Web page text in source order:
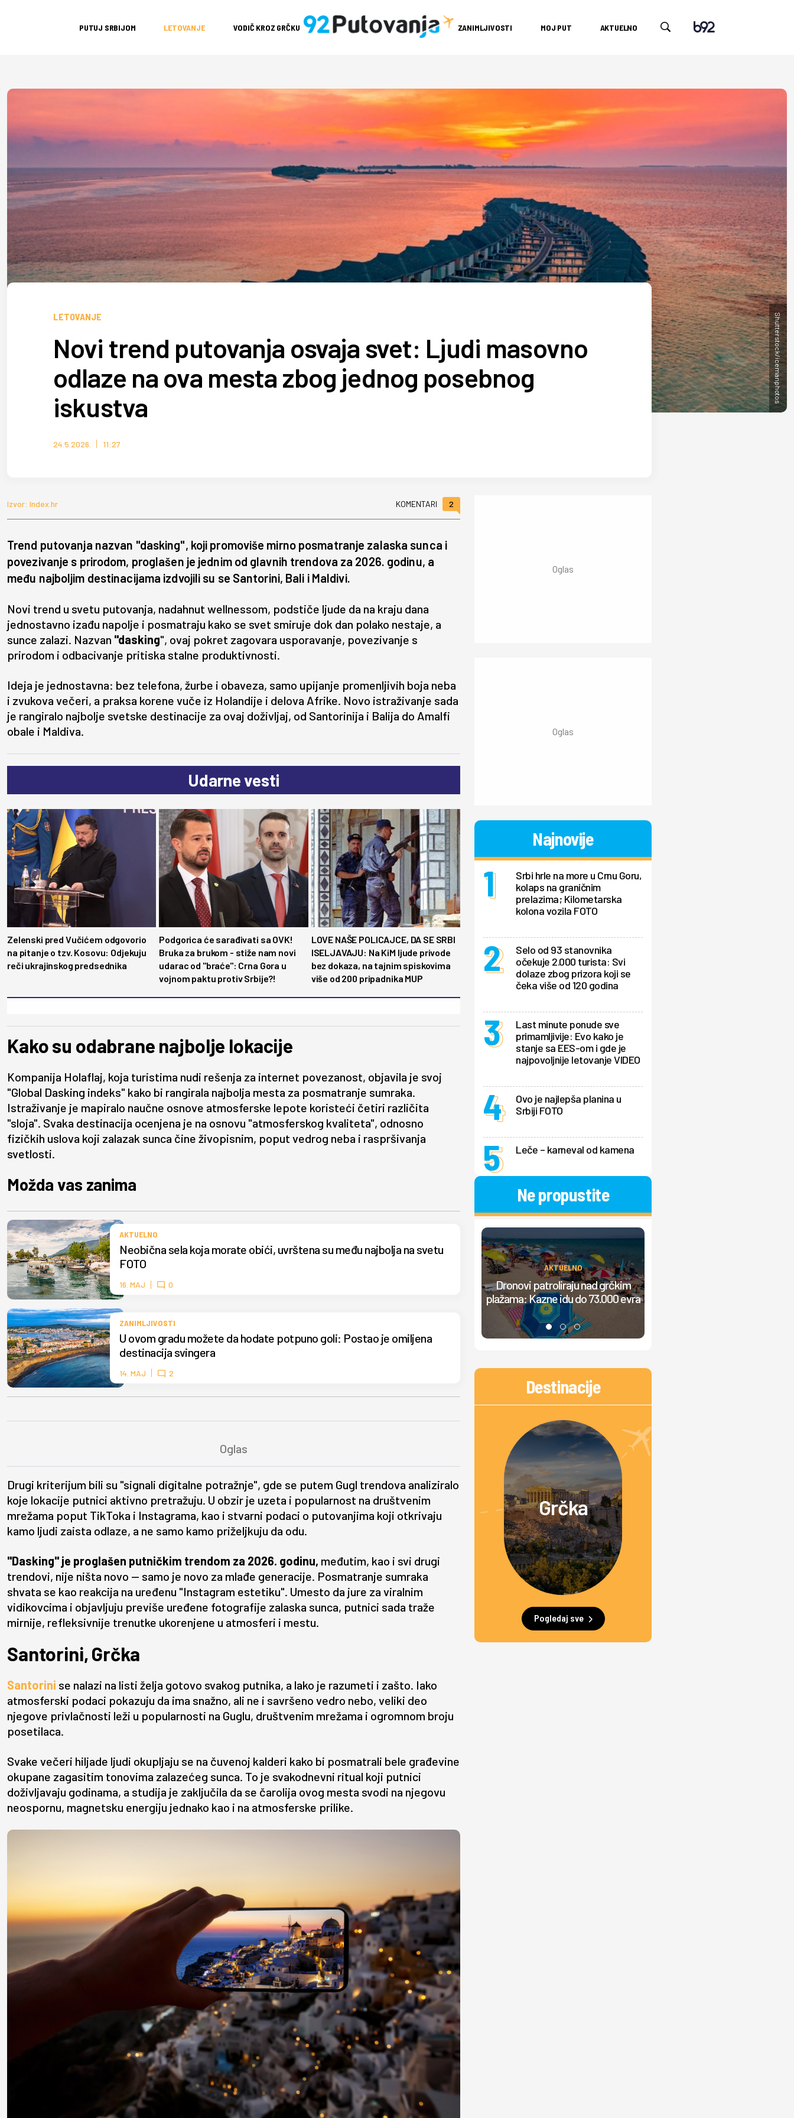
PUTUJ SRBIJOM LETOVANJE VODIČ KROZ GRČKU ZANIMLJIVOSTI MOJ PUT AKTUELNO
Shutterstock/icemanphotos
LETOVANJE
Novi trend putovanja osvaja svet: Ljudi masovno
odlaze na ova mesta zbog jednog posebnog
iskustva
24.5.2026. 11:27
Izvor: Index.hr KOMENTARI 2
Trend putovanja nazvan "dasking", koji promoviše mirno posmatranje zalaska sunca i
povezivanje s prirodom, proglašen je jednim od glavnih trendova za 2026. godinu, a
među najboljim destinacijama izdvojili su se Santorini, Bali i Maldivi.
Novi trend u svetu putovanja, nadahnut wellnessom, podstiče ljude da na kraju dana
jednostavno izađu napolje i posmatraju kako se svet smiruje dok dan polako nestaje, a
sunce zalazi. Nazvan "dasking", ovaj pokret zagovara usporavanje, povezivanje s
prirodom i odbacivanje pritiska stalne produktivnosti.
Ideja je jednostavna: bez telefona, žurbe i obaveza, samo upijanje promenljivih boja neba
i zvukova večeri, a praksa korene vuče iz Holandije i delova Afrike. Novo istraživanje sada
je rangiralo najbolje svetske destinacije za ovaj doživljaj, od Santorinija i Balija do Amalfi
obale i Maldiva.
Udarne vesti
Zelenski pred Vučićem odgovorio
na pitanje o tzv. Kosovu: Odjekuju
reči ukrajinskog predsednika
Podgorica će sarađivati sa OVK!
Bruka za brukom - stiže nam novi
udarac od "braće": Crna Gora u
vojnom paktu protiv Srbije?!
LOVE NAŠE POLICAJCE, DA SE SRBI
ISELJAVAJU: Na KiM ljude privode
bez dokaza, na tajnim spiskovima
više od 200 pripadnika MUP
Kako su odabrane najbolje lokacije
Kompanija Holaflaj, koja turistima nudi rešenja za internet povezanost, objavila je svoj
"Global Dasking indeks" kako bi rangirala najbolja mesta za posmatranje sumraka.
Istraživanje je mapiralo naučne osnove atmosferske lepote koristeći četiri različita
"sloja". Svaka destinacija ocenjena je na osnovu "atmosferskog kvaliteta", odnosno
fizičkih uslova koji zalazak sunca čine živopisnim, poput vedrog neba i raspršivanja
svetlosti.
Možda vas zanima
AKTUELNO
Neobična sela koja morate obići, uvrštena su među najbolja na svetu
FOTO
16. MAJ 0
ZANIMLJIVOSTI
U ovom gradu možete da hodate potpuno goli: Postao je omiljena
destinacija svingera
14. MAJ 2
Drugi kriterijum bili su "signali digitalne potražnje", gde se putem Gugl trendova analiziralo
koje lokacije putnici aktivno pretražuju. U obzir je uzeta i popularnost na društvenim
mrežama poput TikToka i Instagrama, kao i stvarni podaci o putovanjima koji otkrivaju
kamo ljudi zaista odlaze, a ne samo kamo priželjkuju da odu.
"Dasking" je proglašen putničkim trendom za 2026. godinu, međutim, kao i svi drugi
trendovi, nije ništa novo — samo je novo za mlađe generacije. Posmatranje sumraka
shvata se kao reakcija na uređenu "Instagram estetiku". Umesto da jure za viralnim
vidikovcima i objavljuju previše uređene fotografije zalaska sunca, putnici sada traže
mirnije, refleksivnije trenutke ukorenjene u atmosferi i mestu.
Santorini, Grčka
Santorini se nalazi na listi želja gotovo svakog putnika, a lako je razumeti i zašto. Iako
atmosferski podaci pokazuju da ima snažno, ali ne i savršeno vedro nebo, veliki deo
njegove privlačnosti leži u popularnosti na Guglu, društvenim mrežama i ogromnom broju
posetilaca.
Svake večeri hiljade ljudi okupljaju se na čuvenoj kalderi kako bi posmatrali bele građevine
okupane zagasitim tonovima zalazećeg sunca. To je svakodnevni ritual koji putnici
doživljavaju godinama, a studija je zaključila da se čarolija ovog mesta svodi na njegovu
neospornu, magnetsku energiju jednako kao i na atmosferske prilike.
Najnovije
Srbi hrle na more u Crnu Goru,
kolaps na graničnim
prelazima; Kilometarska
kolona vozila FOTO
Selo od 93 stanovnika
očekuje 2.000 turista: Svi
dolaze zbog prizora koji se
čeka više od 120 godina
Last minute ponude sve
primamljivije: Evo kako je
stanje sa EES-om i gde je
najpovoljnije letovanje VIDEO
Ovo je najlepša planina u
Srbiji FOTO
Leče – karneval od kamena
Ne propustite
AKTUELNO
Dronovi patroliraju nad grčkim
plažama: Kazne idu do 73.000 evra
Destinacije
Grčka
Pogledaj sve